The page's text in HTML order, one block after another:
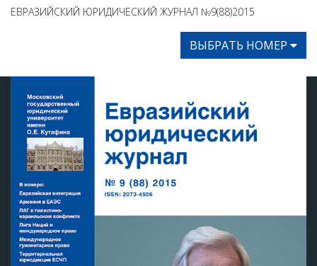
ЕВРАЗИЙСКИЙ ЮРИДИЧЕСКИЙ ЖУРНАЛ №9(88)2015
ВЫБРАТЬ НОМЕР